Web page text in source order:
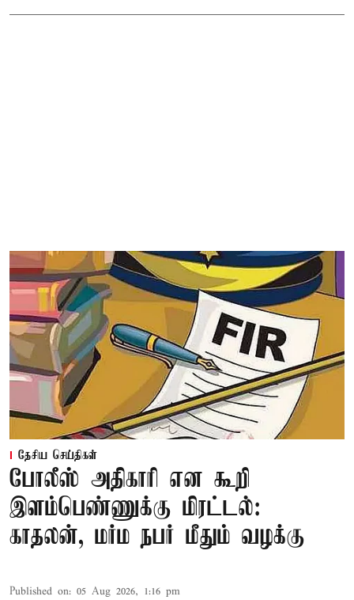
தேசிய செய்திகள்
போலீஸ் அதிகாரி என கூறி
இளம்பெண்ணுக்கு மிரட்டல்:
காதலன், மர்ம நபர் மீதும் வழக்கு
Published on: 05 Aug 2026, 1:16 pm